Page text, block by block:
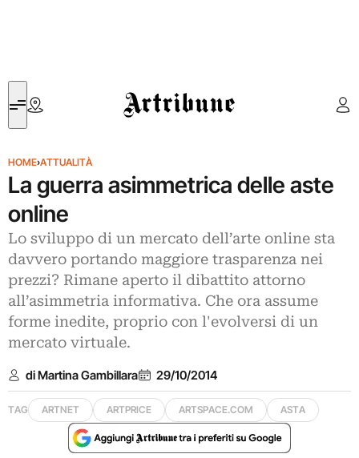
Artribune
HOME›ATTUALITÀ
La guerra asimmetrica delle aste
online
Lo sviluppo di un mercato dell’arte online sta
davvero portando maggiore trasparenza nei
prezzi? Rimane aperto il dibattito attorno
all’asimmetria informativa. Che ora assume
forme inedite, proprio con l'evolversi di un
mercato virtuale.
di Martina Gambillara 29/10/2014
TAG ARTNET ARTPRICE ARTSPACE.COM ASTA